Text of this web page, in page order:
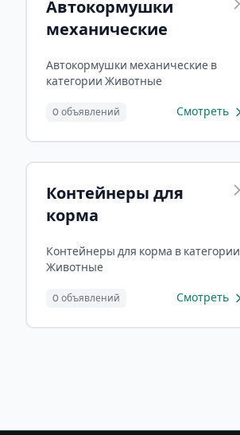
Автокормушки
механические
Автокормушки механические в
категории Животные
0 объявлений Смотреть
Контейнеры для
корма
Контейнеры для корма в категории
Животные
0 объявлений Смотреть